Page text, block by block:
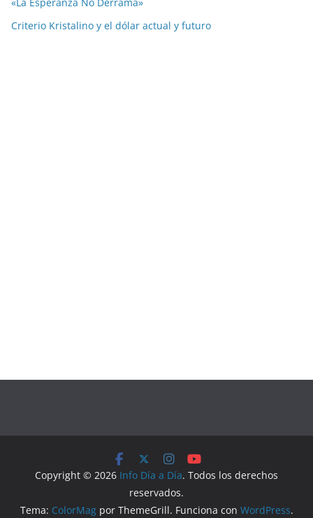
Criterio Kristalino y el dólar actual y futuro
Copyright © 2026 Info Día a Día. Todos los derechos
reservados.
Tema: ColorMagpor ThemeGrill. Funciona con WordPress.